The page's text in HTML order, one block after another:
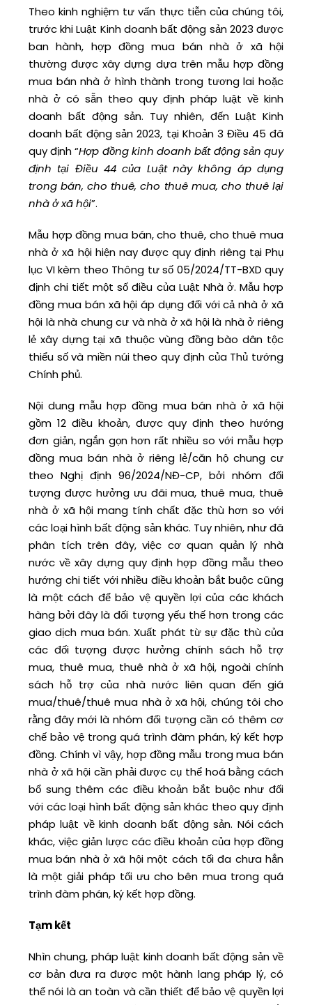
Theo kinh nghiệm tư vấn thực tiễn của chúng tôi,
trước khi Luật Kinh doanh bất động sản 2023 được
ban hành, hợp đồng mua bán nhà ở xã hội
thường được xây dựng dựa trên mẫu hợp đồng
mua bán nhà ở hình thành trong tương lai hoặc
nhà ở có sẵn theo quy định pháp luật về kinh
doanh bất động sản. Tuy nhiên, đến Luật Kinh
doanh bất động sản 2023, tại Khoản 3 Điều 45 đã
quy định “Hợp đồng kinh doanh bất động sản quy
định tại Điều 44 của Luật này không áp dụng
trong bán, cho thuê, cho thuê mua, cho thuê lại
nhà ở xã hội”.
Mẫu hợp đồng mua bán, cho thuê, cho thuê mua
nhà ở xã hội hiện nay được quy định riêng tại Phụ
lục VI kèm theo Thông tư số 05/2024/TT-BXD quy
định chi tiết một số điều của Luật Nhà ở. Mẫu hợp
đồng mua bán xã hội áp dụng đối với cả nhà ở xã
hội là nhà chung cư và nhà ở xã hội là nhà ở riêng
lẻ xây dựng tại xã thuộc vùng đồng bào dân tộc
thiểu số và miền núi theo quy định của Thủ tướng
Chính phủ.
Nội dung mẫu hợp đồng mua bán nhà ở xã hội
gồm 12 điều khoản, được quy định theo hướng
đơn giản, ngắn gọn hơn rất nhiều so với mẫu hợp
đồng mua bán nhà ở riêng lẻ/căn hộ chung cư
theo Nghị định 96/2024/NĐ-CP, bởi nhóm đối
tượng được hưởng ưu đãi mua, thuê mua, thuê
nhà ở xã hội mang tính chất đặc thù hơn so với
các loại hình bất động sản khác. Tuy nhiên, như đã
phân tích trên đây, việc cơ quan quản lý nhà
nước về xây dựng quy định hợp đồng mẫu theo
hướng chi tiết với nhiều điều khoản bắt buộc cũng
là một cách để bảo vệ quyền lợi của các khách
hàng bởi đây là đối tượng yếu thế hơn trong các
giao dịch mua bán. Xuất phát từ sự đặc thù của
các đối tượng được hưởng chính sách hỗ trợ
mua, thuê mua, thuê nhà ở xã hội, ngoài chính
sách hỗ trợ của nhà nước liên quan đến giá
mua/thuê/thuê mua nhà ở xã hội, chúng tôi cho
rằng đây mới là nhóm đối tượng cần có thêm cơ
chế bảo vệ trong quá trình đàm phán, ký kết hợp
đồng. Chính vì vậy, hợp đồng mẫu trong mua bán
nhà ở xã hội cần phải được cụ thể hoá bằng cách
bổ sung thêm các điều khoản bắt buộc như đối
với các loại hình bất động sản khác theo quy định
pháp luật về kinh doanh bất động sản. Nói cách
khác, việc giản lược các điều khoản của hợp đồng
mua bán nhà ở xã hội một cách tối đa chưa hẳn
là một giải pháp tối ưu cho bên mua trong quá
trình đàm phán, ký kết hợp đồng.
Tạm kết
Nhìn chung, pháp luật kinh doanh bất động sản về
cơ bản đưa ra được một hành lang pháp lý, có
thể nói là an toàn và cần thiết để bảo vệ quyền lợi